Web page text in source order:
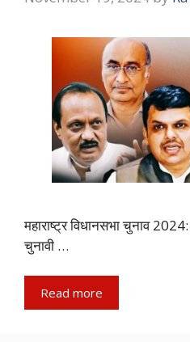
महाराष्ट्र विधानसभा चुनाव
चुनावी …
Read more